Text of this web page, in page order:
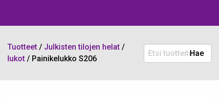
Tuotteet / Julkisten tilojen helat /
lukot / Painikelukko S206
Etsi
tuotteita:
Hae